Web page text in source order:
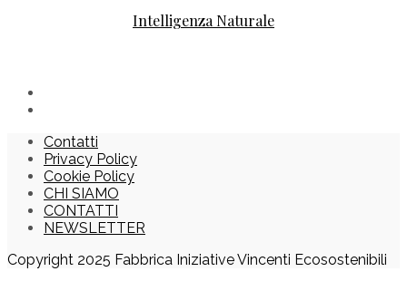
Intelligenza Naturale
Contatti
Privacy Policy
Cookie Policy
CHI SIAMO
CONTATTI
NEWSLETTER
Copyright 2025 Fabbrica Iniziative Vincenti Ecosostenibili